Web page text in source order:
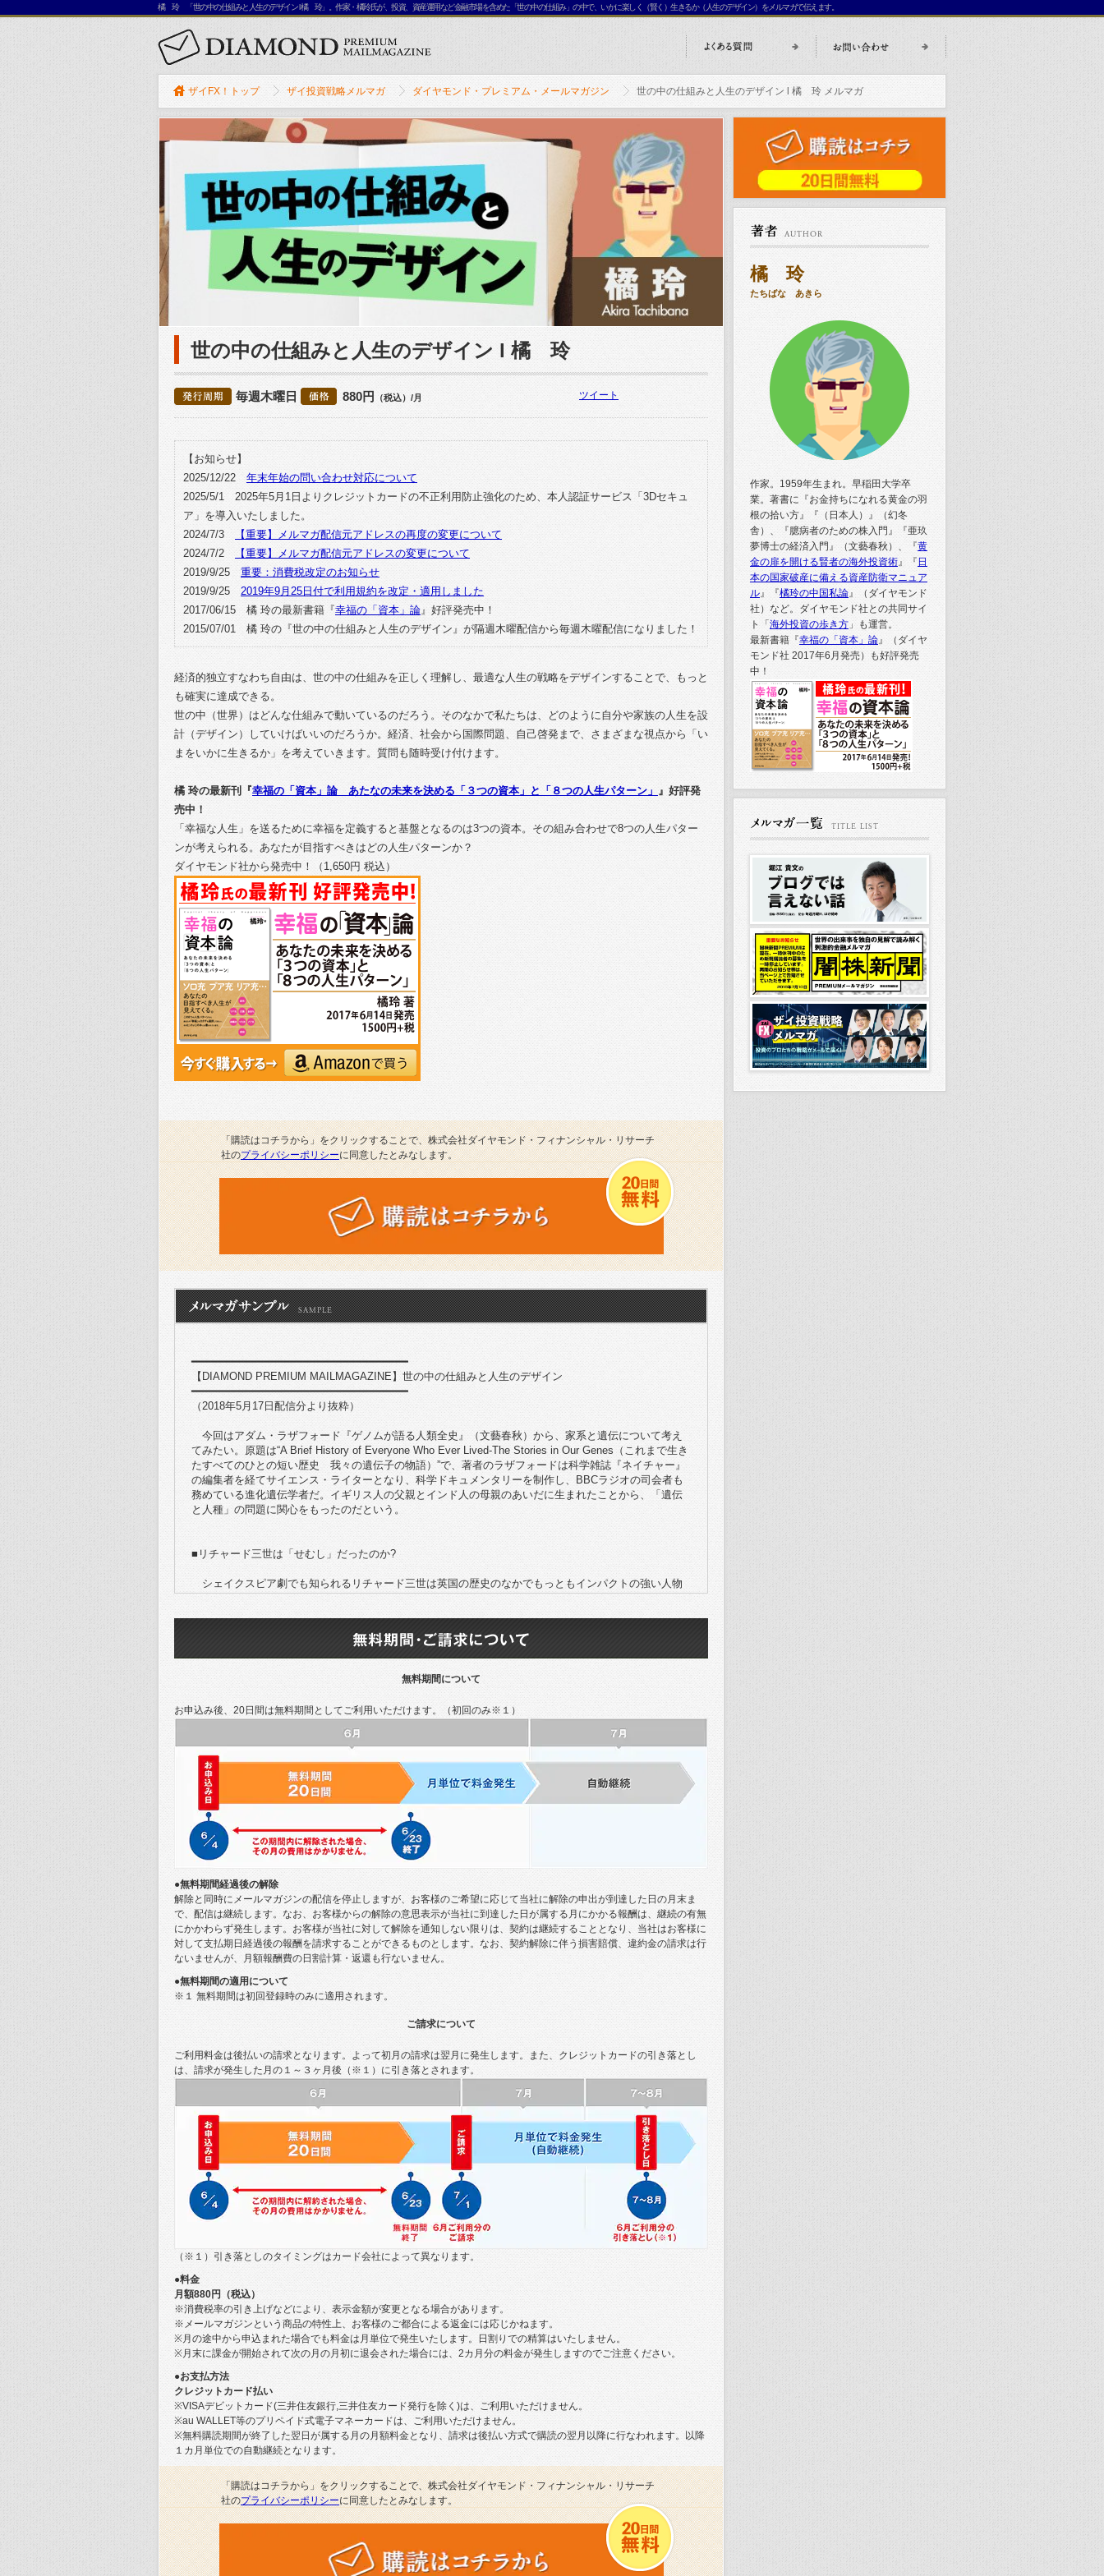
橘 玲 「世の中の仕組みと人生のデザイン l 橘 玲」。作家・橘玲氏が、投資、資産運用など金融市場を含めた「世の中の仕組み」の中で、いかに楽しく（賢く）生きるか（人生のデザイン）をメルマガで伝えます。
ザイFX！トップ ザイ投資戦略メルマガ ダイヤモンド・プレミアム・メールマガジン 世の中の仕組みと人生のデザイン l 橘 玲 メルマガ
世の中の仕組みと人生のデザイン l 橘 玲
毎週木曜日 880円 （税込）/月 ツイート
【お知らせ】
2025/12/22 年末年始の問い合わせ対応について
2025/5/1 2025年5月1日よりクレジットカードの不正利用防止強化のため、本人認証サービス「3Dセキュ
ア」を導入いたしました。
2024/7/3
【重要】メルマガ配信元アドレスの再度の変更について
2024/7/2
【重要】メルマガ配信元アドレスの変更について
2019/9/25 重要：消費税改定のお知らせ
2019/9/25 2019年9月25日付で利用規約を改定・適用しました
2017/06/15 橘 玲の最新書籍『幸福の「資本」論』好評発売中！
2015/07/01 橘 玲の『世の中の仕組みと人生のデザイン』が隔週木曜配信から毎週木曜配信になりました！
経済的独立すなわち自由は、世の中の仕組みを正しく理解し、最適な人生の戦略をデザインすることで、もっと
も確実に達成できる。
世の中（世界）はどんな仕組みで動いているのだろう。そのなかで私たちは、どのように自分や家族の人生を設
計（デザイン）していけばいいのだろうか。経済、社会から国際問題、自己啓発まで、さまざまな視点から「い
まをいかに生きるか」を考えていきます。質問も随時受け付けます。
橘 玲の最新刊『幸福の「資本」論 あたなの未来を決める「３つの資本」と「８つの人生パターン」 』好評発
売中！
「幸福な人生」を送るために幸福を定義すると基盤となるのは3つの資本。その組み合わせで8つの人生パター
ンが考えられる。あなたが目指すべきはどの人生パターンか？
ダイヤモンド社から発売中！（1,650円 税込）
「購読はコチラから」をクリックすることで、株式会社ダイヤモンド・フィナンシャル・リサーチ
社のプライバシーポリシーに同意したとみなします。
━━━━━━━━━━━━━━━━━━━━━━━━━━━━━━━━━
【DIAMOND PREMIUM MAILMAGAZINE】世の中の仕組みと人生のデザイン
━━━━━━━━━━━━━━━━━━━━━━━━━━━━━━━━━
（2018年5月17日配信分より抜粋）
今回はアダム・ラザフォード『ゲノムが語る人類全史』（文藝春秋）から、家系と遺伝について考え
てみたい。原題は“A Brief History of Everyone Who Ever Lived-The Stories in Our Genes（これまで生き
たすべてのひとの短い歴史 我々の遺伝子の物語）”で、著者のラザフォードは科学雑誌『ネイチャー』
の編集者を経てサイエンス・ライターとなり、科学ドキュメンタリーを制作し、BBCラジオの司会者も
務めている進化遺伝学者だ。イギリス人の父親とインド人の母親のあいだに生まれたことから、「遺伝
と人種」の問題に関心をもったのだという。
■リチャード三世は「せむし」だったのか?
シェイクスピア劇でも知られるリチャード三世は英国の歴史のなかでもっともインパクトの強い人物
ピアによって格好の敵役として造形された。
史実によれば、リチャードは急死した兄（エドワード四世）の息子で当時12歳のエドワード五世を補
佐する摂政に任じられたが、新王を9歳の弟とともにロンドン塔に幽閉し自らイングランド王として戴冠
ようになり、数々の歴史物語で美化されていく。
シェイクスピアの舞台に登場するリチャード三世は狡猾・残忍な王で、なによりその怪異な外見が観
客たちを驚かせた。この悪役の王は、（かつては「せむし」と呼ばれた）脊柱後湾症として描かれたの
だ。
1485年8月2日、32歳のリチャードはヘンリー・テューダー（ヘンリー7世）の軍と相まみえた。歴史
書によると、リチャードは馬がぬかるみに脚をとられているあいだにヘンリーの軍勢に取り囲まれ、槍
の先に斧をつけたような武器で後頭部に一撃を受けたという。ここから、「馬をくれたら、この国をく
れてやる」というシェイクスピアの名台詞が生まれた。
当時の慣習から、リチャードの遺体は衣類を剥いで裸にされ、衆人の監視と罵声のなかで引きずり回
され、打ち据えられた。死に様はひどいものだったと記されている。
2012年9月、レスター大学のチームが、解体された修道院の場所からリチャードの遺体を発掘するとい
うプロジェクトに着手した。そこは市社会福祉局の駐車場で、郷土史家のあいだではよく知られた中世
後期の遺構だった。
遺跡の発掘は根気のいる作業だが、驚いたことに、発掘1日目にチームは足首から先が失われた2本の
足の骨を発見した。
骸骨がかんぜんに地上に出されると、棺どころか死体を包む白布の痕跡もまったくなく、頭は無理な
かった。遺体は正式な埋葬ではなく、地面の穴に投げ込まれていたのだ。
なによりもひとびとを驚かせたのは、骸骨の脊髄が著しく曲がっていたことだった。それはでたらめ
な埋葬の姿勢のためではなく、病理的な脊柱彎曲の結果だった。それに加えて頭蓋骨の後頭部右下にミ
カン大の穴が開いていた。
だが史実に酷似しているというだけで、この奇妙な遺体をリチャードのものだと断定することはでき
ない。
そこで次にレスター大学のチームは、ヨーク家の家系図をもとに、リチャードの男系の子孫5人を突き
止めた。Y染色体は男系を通じて遺伝するため、骸骨からDNAを取り出し5人の子孫のDNAと比較するこ
とで、同じY染色体をもっているどうかがわかるはずだ。
ところが、この試みはあっけなく失敗した。発見された遺体がリチャードのものだとすると、遺伝的
性質と家系図は一致しなかったのだ。
■女系のDNAによってリチャード三世であることが確認できた
530年ぶりに墓から掘り出されたリチャード三世と酷似した骸骨のDNAは、リチャードの子孫たちの
DNAとは異なっていた。だとしたら、この骸骨は赤の他人のものなのだろうか。
そうとも言い切れない。ここにはもうひとつの可能性がある。すなわち、家系図にリチャードの子孫
として載っている男たちが、実際は遺伝的つながりをもっていないかもしれないのだ。
家系図は婚姻関係を示すもので、そこに記載された父親が生物学的な父親であるかどうかまでは教え
てくれない。そしてデータでも経験においても、妻の不倫などによってしばしば遺伝的な男系が途絶え
ることが知られている。こうしたケースがどの程度あるのかを知ることは困難だが、仮に2％（100人の
うち2人はほんとうの父親ではない）とするなら、その影響は世代を経るごとに増幅されていくため、家
系図上でのリチャードの子孫の父親がまちがっている可能性はおよそ6分の1になる。
そこでレスター大学のチームは、もうひとつの方法を試してみることにした。家系図上の女性のDNA
をミトコンドリアを使って辿るのだ。――生殖の際、ミトコンドリア染色体は卵子にしか含まれない。
リチャードにはアン・オブ・ヨークという妹がおり、兄と同じミトコンドリアDNAをもっている。家
無料期間について
お申込み後、20日間は無料期間としてご利用いただけます。（初回のみ※１）
●無料期間経過後の解除
解除と同時にメールマガジンの配信を停止しますが、お客様のご希望に応じて当社に解除の申出が到達した日の月末ま
で、配信は継続します。なお、お客様からの解除の意思表示が当社に到達した日が属する月にかかる報酬は、継続の有無
にかかわらず発生します。お客様が当社に対して解除を通知しない限りは、契約は継続することとなり、当社はお客様に
対して支払期日経過後の報酬を請求することができるものとします。なお、契約解除に伴う損害賠償、違約金の請求は行
ないませんが、月額報酬費の日割計算・返還も行ないません。
●無料期間の適用について
※１ 無料期間は初回登録時のみに適用されます。
ご請求について
ご利用料金は後払いの請求となります。よって初月の請求は翌月に発生します。また、クレジットカードの引き落とし
は、請求が発生した月の１～３ヶ月後（※１）に引き落とされます。
（※１）引き落としのタイミングはカード会社によって異なります。
●料金
月額880円（税込）
※消費税率の引き上げなどにより、表示金額が変更となる場合があります。
※メールマガジンという商品の特性上、お客様のご都合による返金には応じかねます。
※月の途中から申込まれた場合でも料金は月単位で発生いたします。日割りでの精算はいたしません。
※月末に課金が開始されて次の月の月初に退会された場合には、2カ月分の料金が発生しますのでご注意ください。
●お支払方法
クレジットカード払い
※VISAデビットカード(三井住友銀行,三井住友カード発行を除く)は、ご利用いただけません。
※au WALLET等のプリペイド式電子マネーカードは、ご利用いただけません。
※無料購読期間が終了した翌日が属する月の月額料金となり、請求は後払い方式で購読の翌月以降に行なわれます。以降
１カ月単位での自動継続となります。
「購読はコチラから」をクリックすることで、株式会社ダイヤモンド・フィナンシャル・リサーチ
社のプライバシーポリシーに同意したとみなします。
橘 玲
たちばな あきら
作家。1959年生まれ。早稲田大学卒
業。著書に『お金持ちになれる黄金の羽
根の拾い方』『（日本人）』（幻冬
舎）、『臆病者のための株入門』『亜玖
夢博士の経済入門』（文藝春秋）、『黄
金の扉を開ける賢者の海外投資術』『 日
本の国家破産に備える資産防衛マニュア
ル』『橘玲の中国私論』（ダイヤモンド
社）など。ダイヤモンド社との共同サイ
ト「 海外投資の歩き方 」も運営。
最新書籍『幸福の「資本」論』（ダイヤ
モンド社 2017年6月発売）も好評発売
中！